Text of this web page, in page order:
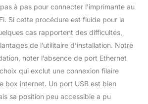
pas à pas pour connecter l’imprimante au
Si cette procédure est fluide pour la
cas rapportent des difficultés,
de l’utilitaire d’installation. Notre
noter l’absence de port Ethernet
qui exclut une connexion filaire
box internet. Un port USB est bien
sa position peu accessible a pu